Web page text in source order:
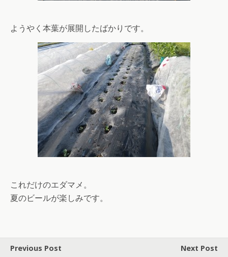
ようやく本葉が展開したばかりです。
これだけのエダマメ。
夏のビールが楽しみです。
Previous Post
Next Post